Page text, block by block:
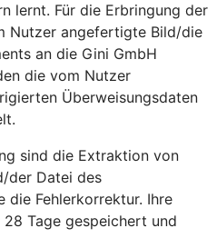
lernt. Für die Erbringung der
Nutzer angefertigte Bild/die
an die Gini GmbH
die vom Nutzer
Überweisungsdaten
sind die Extraktion von
der Datei des
die Fehlerkorrektur. Ihre
Tage gespeichert und